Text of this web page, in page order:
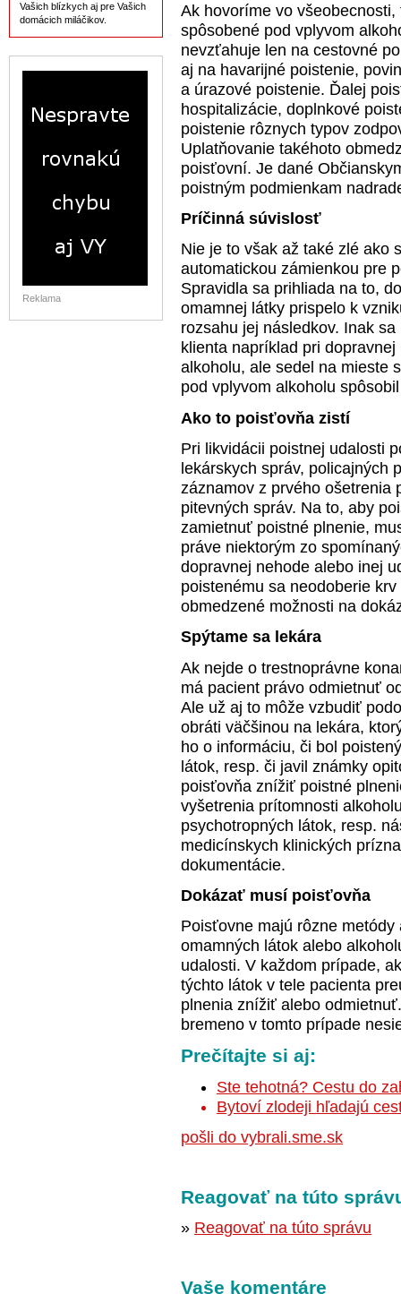
Vašich blízkych aj pre Vašich
domácich miláčikov.
Reklama
Ak hovoríme vo
spôsobené pod vplyvom
nevzťahuje len na cestovné
aj na havarijné poistenie,
a úrazové poistenie. Ďalej
hospitalizácie, doplnkové
poistenie rôznych typov
Uplatňovanie takéhoto
poisťovní. Je dané
poistným podmienkam
Príčinná súvislosť
Nie je to však až také zlé ako
automatickou zámienkou pre
Spravidla sa prihliada na to,
omamnej látky prispelo k
rozsahu jej následkov. Inak
klienta napríklad pri
alkoholu, ale sedel na mieste
pod vplyvom alkoholu
Ako to poisťovňa zistí
Pri likvidácii poistnej udalosti
lekárskych správ, policajných
záznamov z prvého ošetrenia
pitevných správ. Na to, aby
zamietnuť poistné plnenie,
práve niektorým zo
dopravnej nehode alebo inej
poistenému sa neodoberie
obmedzené možnosti na
Spýtame sa lekára
Ak nejde o trestnoprávne
má pacient právo odmietnuť
Ale už aj to môže vzbudiť
obráti väčšinou na lekára,
ho o informáciu, či bol
látok, resp. či javil známky
poisťovňa znížiť poistné
vyšetrenia prítomnosti
psychotropných látok, resp.
medicínskych klinických
dokumentácie.
Dokázať musí poisťovňa
Poisťovne majú rôzne
omamných látok alebo
udalosti. V každom prípade,
týchto látok v tele pacienta
plnenia znížiť alebo
bremeno v tomto prípade
Prečítajte si aj:
Ste tehotná? Cestu do
Bytoví zlodeji hľadajú
pošli do vybrali.sme.sk
Reagovať na túto
» Reagovať na túto správu
Vaše komentáre